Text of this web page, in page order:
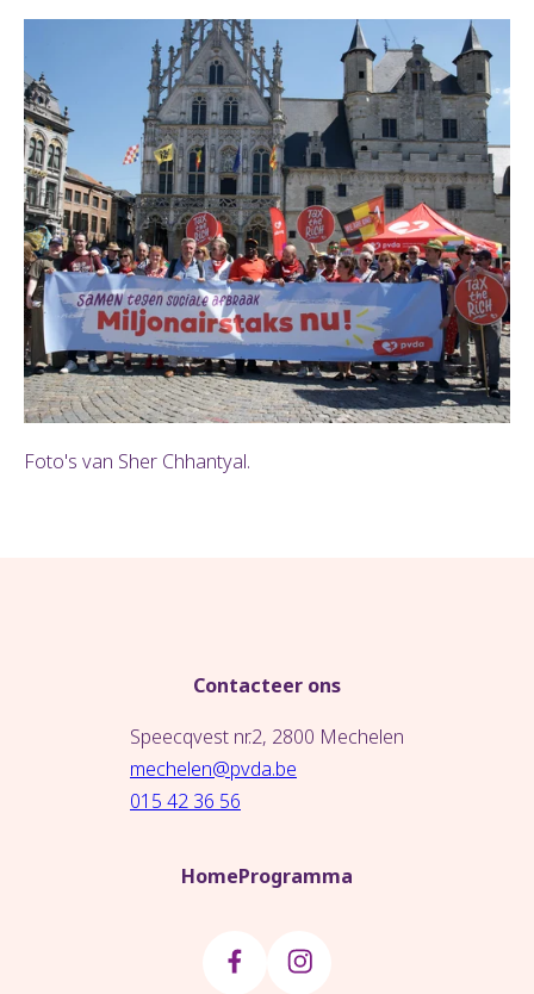
Foto's van Sher Chhantyal.
Contacteer ons
Speecqvest nr.2, 2800 Mechelen
mechelen@pvda.be
015 42 36 56
HomeProgramma